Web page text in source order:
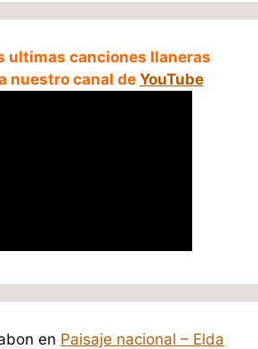
ultimas canciones llaneras
nuestro canal de YouTube
en Paisaje nacional – Elda